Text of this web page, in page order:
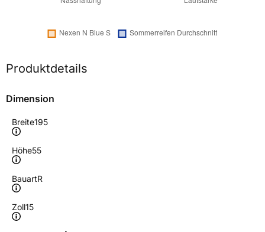
Produktdetails
Dimension
Breite195
Höhe55
BauartR
Zoll15